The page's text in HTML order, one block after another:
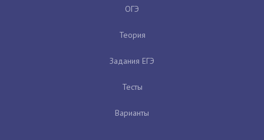
ОГЭ
Теория
Задания ЕГЭ
Тесты
Варианты